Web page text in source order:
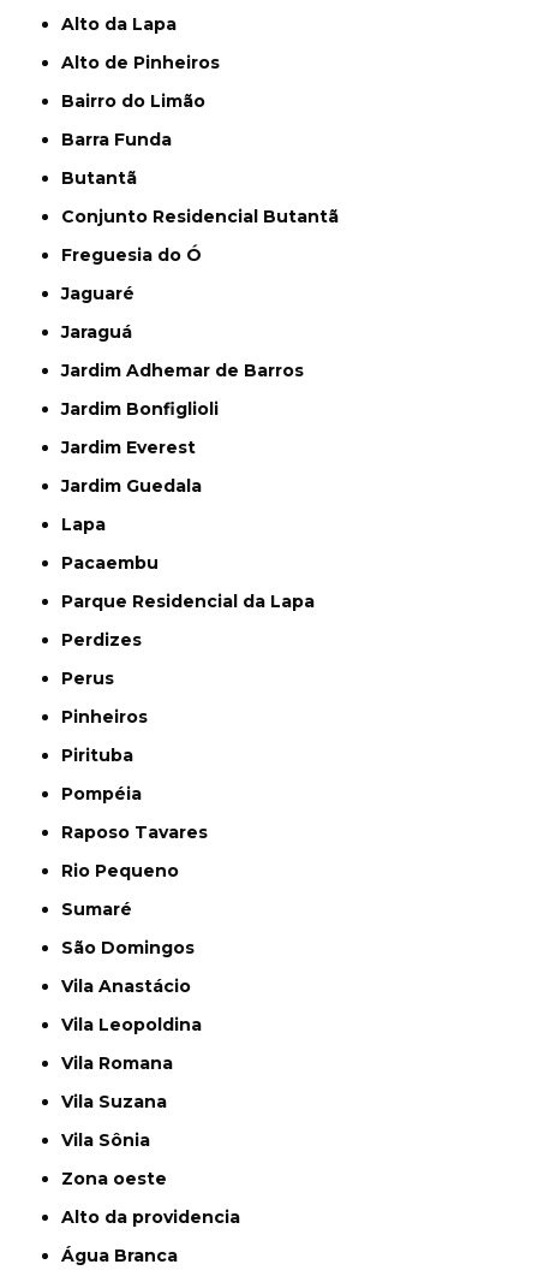
Alto da Lapa
Alto de Pinheiros
Bairro do Limão
Barra Funda
Butantã
Conjunto Residencial Butantã
Freguesia do Ó
Jaguaré
Jaraguá
Jardim Adhemar de Barros
Jardim Bonfiglioli
Jardim Everest
Jardim Guedala
Lapa
Pacaembu
Parque Residencial da Lapa
Perdizes
Perus
Pinheiros
Pirituba
Pompéia
Raposo Tavares
Rio Pequeno
Sumaré
São Domingos
Vila Anastácio
Vila Leopoldina
Vila Romana
Vila Suzana
Vila Sônia
Zona oeste
alto da providencia
Água Branca